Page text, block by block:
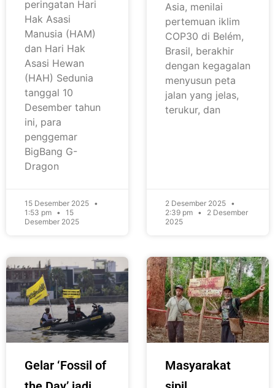
peringatan Hari
Hak Asasi
Manusia (HAM)
dan Hari Hak
Asasi Hewan
(HAH) Sedunia
tanggal 10
Desember tahun
ini, para
penggemar
BigBang G-
Dragon
15 Desember 2025
1:53 pm
15
Desember 2025
Asia, menilai
pertemuan iklim
COP30 di Belém,
Brasil, berakhir
dengan kegagalan
menyusun peta
jalan yang jelas,
terukur, dan
2 Desember 2025
2:39 pm
2 Desember
2025
Gelar ‘Fossil of
Masyarakat